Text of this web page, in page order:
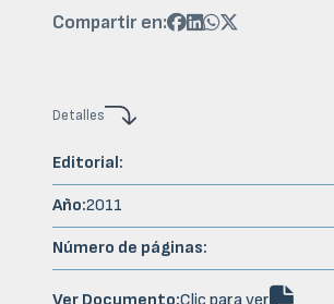
Compartir en:
Detalles
Editorial:
Año:2011
Número de páginas: